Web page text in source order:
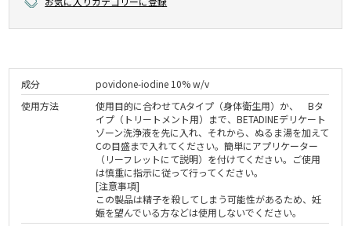
成分
povidone-iodine 10% w/v
使用方法
使用目的に合わせてAタイプ（身体衛生用）か、 Bタ
イプ（トリートメント用）まで、BETADINEデリケート
ゾーン洗浄液を先に入れ、それから、ぬるま湯を加えて
Cの目盛まで入れてください。簡単にアプリケーター
（リーフレットにて説明）を付けてください。ご使用
は慎重に指示に従って行ってください。
[注意事項]
この製品は精子を殺してしまう可能性があるため、妊
娠を望んでいる方などは使用しないでください。